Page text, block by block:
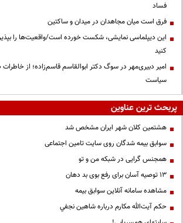
فساد
فرق است میان مجاهدان در میدان و ساکتین
این دیپلماسی نمایشی، شکست خورده است/واقعیت‌ها را
کنید
امیر دبیری‌مهر در سوگ دکتر ابوالقاسم قاسم‌زاده؛ از
سیاست
پربحث ترین عناوین
هشتمین کلان شهر ایران مشخص شد
سوابق بیمه شدگان روی سایت تامین اجتماعی
همجنس گرایی در شبکه من و تو
13 توصیه آسان برای رفع بوی بد دهان
مشاهده سامانه آنلاين سوابق بیمه
حكم آيت‌الله مكارم درباره شاهين نجفي